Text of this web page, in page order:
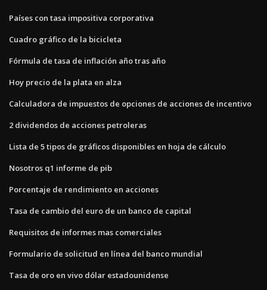
Países con tasa impositiva corporativa
Cuadro gráfico de la bicicleta
Fórmula de tasa de inflación año tras año
Hoy precio de la plata en alza
Calculadora de impuestos de opciones de acciones de incentivo
2 dividendos de acciones petroleras
Lista de 5 tipos de gráficos disponibles en hoja de cálculo
Nosotros q1 informe de pib
Porcentaje de rendimiento en acciones
Tasa de cambio del euro de un banco de capital
Requisitos de informes mas comerciales
Formulario de solicitud en línea del banco mundial
Tasa de oro en vivo dólar estadounidense